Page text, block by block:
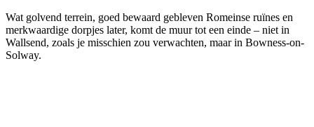
Wat golvend terrein, goed bewaard gebleven Romeinse ruïnes en
merkwaardige dorpjes later, komt de muur tot een einde – niet in
Wallsend, zoals je misschien zou verwachten, maar in Bowness-on-
Solway.